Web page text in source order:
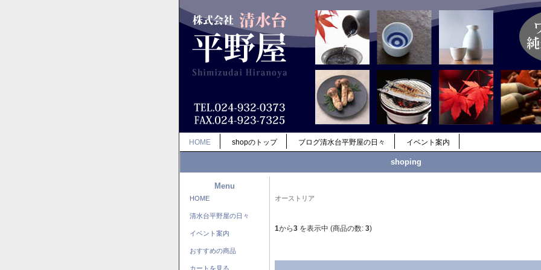
HOME shopのトップ ブログ清水台平野屋の日々 イベント案内
shoping
Menu
HOME
清水台平野屋の日々
イベント案内
おすすめの商品
カートを見る
オーストリア
1から3 を表示中 (商品の数: 3)